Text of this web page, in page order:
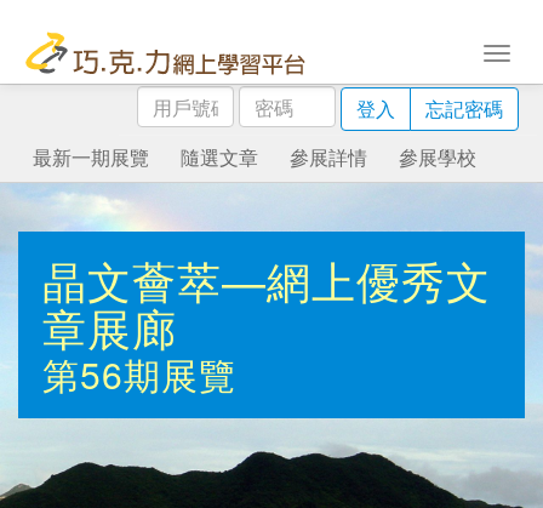
用
戶
號
碼
密
碼
登入
忘記密碼
最新一期展覽
隨選文章 參展詳情 參展學校
晶文薈萃—網上優秀文
章展廊
第56期展覽